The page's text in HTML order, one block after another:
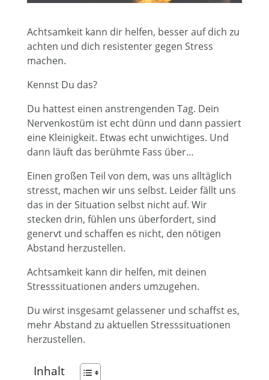
Achtsamkeit kann dir helfen, besser auf dich zu
achten und dich resistenter gegen Stress
machen.
Kennst Du das?
Du hattest einen anstrengenden Tag. Dein
Nervenkostüm ist echt dünn und dann passiert
eine Kleinigkeit. Etwas echt unwichtiges. Und
dann läuft das berühmte Fass über…
Einen großen Teil von dem, was uns alltäglich
stresst, machen wir uns selbst. Leider fällt uns
das in der Situation selbst nicht auf. Wir
stecken drin, fühlen uns überfordert, sind
genervt und schaffen es nicht, den nötigen
Abstand herzustellen.
Achtsamkeit kann dir helfen, mit deinen
Stresssituationen anders umzugehen.
Du wirst insgesamt gelassener und schaffst es,
mehr Abstand zu aktuellen Stresssituationen
herzustellen.
Inhalt